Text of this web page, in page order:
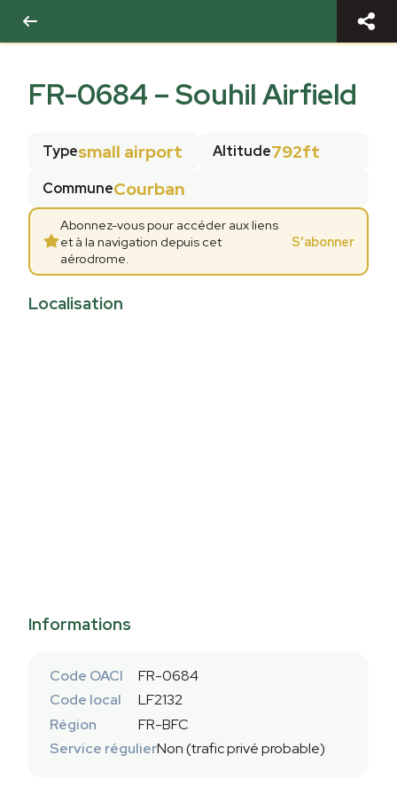
FR-0684 –Souhil Airfield
Typesmall airport Altitude792ft
CommuneCourban
Abonnez-vous pour accéder aux liens
et à la navigation depuis cet
aérodrome.
S'abonner
Localisation
Informations
Code OACI
FR-0684
Code local
LF2132
Région
FR-BFC
Service régulierNon (trafic privé probable)